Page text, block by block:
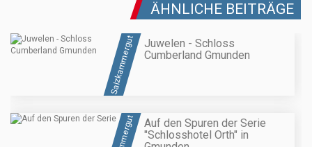
ÄHNLICHE BEITRÄGE
Salzkammergut
Juwelen - Schloss
Cumberland Gmunden
Auf den Spuren der Serie
"Schlosshotel Orth" in